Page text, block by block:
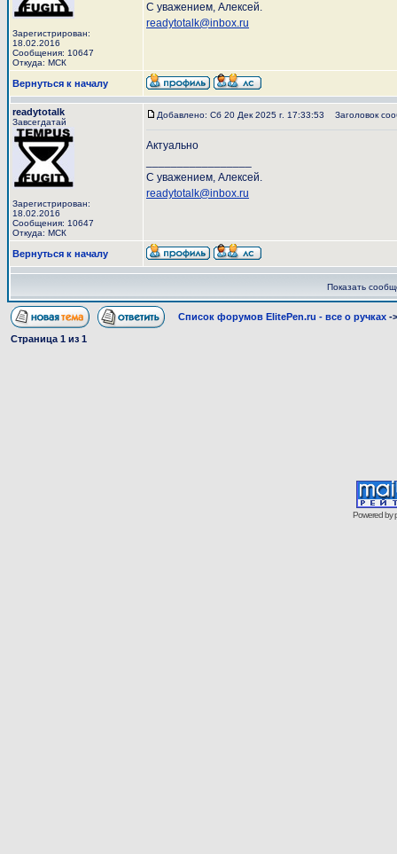
Зарегистрирован:
18.02.2016
Сообщения: 10647
Откуда: МСК
С уважением, Алексей.
readytotalk@inbox.ru
Вернуться к началу
readytotalk
Завсегдатай
Зарегистрирован:
18.02.2016
Сообщения: 10647
Откуда: МСК
Добавлено: Сб 20 Дек 2025 г. 17:33:53 Заголовок
Актуально
С уважением, Алексей.
readytotalk@inbox.ru
Вернуться к началу
Показать
Список форумов ElitePen.ru - все о ручках -
Страница 1 из 1
Powered by